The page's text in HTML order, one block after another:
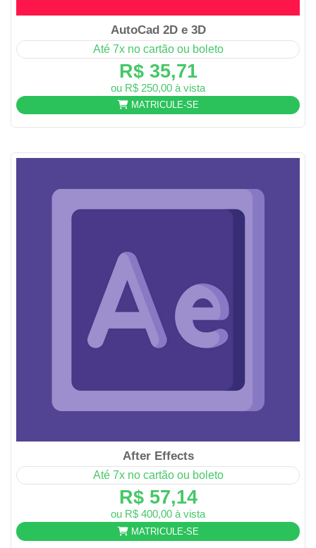
AutoCad 2D e 3D
Até 7x no cartão ou boleto
R$ 35,71
ou R$ 250,00 à vista
MATRICULE-SE
After Effects
Até 7x no cartão ou boleto
R$ 57,14
ou R$ 400,00 à vista
MATRICULE-SE